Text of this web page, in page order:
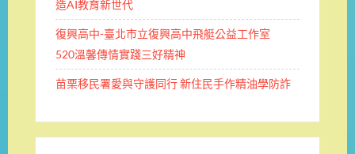
造AI教育新世代
復興高中-臺北市立復興高中飛艇公益工作室
520溫馨傳情實踐三好精神
苗栗移民署愛與守護同行 新住民手作精油學防詐